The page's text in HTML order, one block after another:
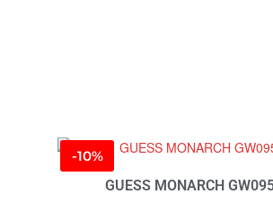
-10%
GUESS MONARCH